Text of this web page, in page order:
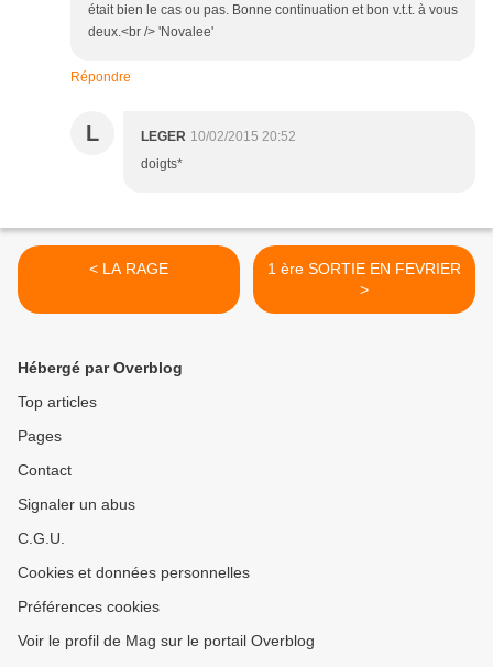
était bien le cas ou pas. Bonne continuation et bon v.t.t. à vous
deux.<br /> 'Novalee'
Répondre
L LEGER 10/02/2015 20:52
doigts*
< LA RAGE
1 ère SORTIE EN FEVRIER
>
Hébergé par Overblog
Top articles
Pages
Contact
Signaler un abus
C.G.U.
Cookies et données personnelles
Préférences cookies
Voir le profil de Mag sur le portail Overblog